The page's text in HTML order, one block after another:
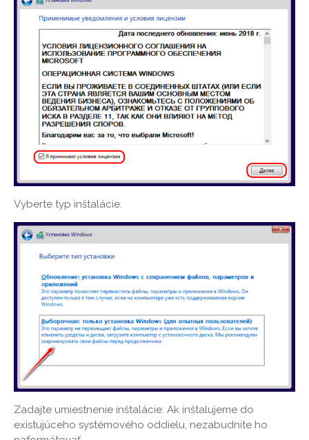
Vyberte typ inštalácie.
Zadajte umiestnenie inštalácie. Ak inštalujeme do
existujúceho systémového oddielu, nezabudnite ho